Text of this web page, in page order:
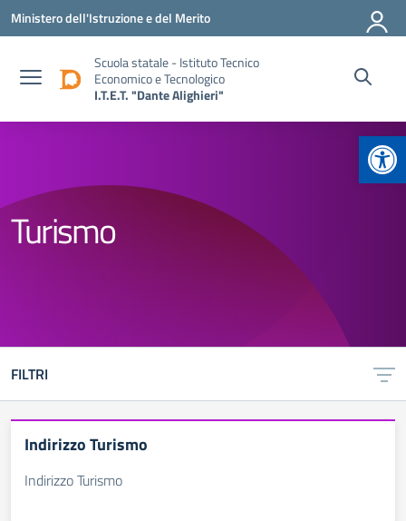
Vai ai contenuti
Vai al menu di navigazione
Vai al footer
Ministero dell'Istruzione e del Merito
Scuola statale - Istituto Tecnico
Economico e Tecnologico
I.T.E.T. "Dante Alighieri"
Turismo
FILTRI
Indirizzo Turismo
Indirizzo Turismo